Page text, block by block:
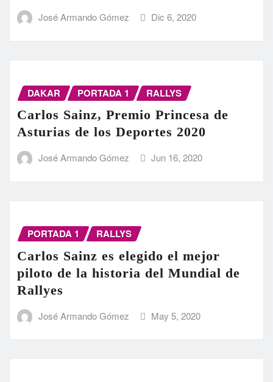
José Armando Gómez Dic 6, 2020
DAKAR PORTADA 1 RALLYS
Carlos Sainz, Premio Princesa de
Asturias de los Deportes 2020
José Armando Gómez Jun 16, 2020
PORTADA 1 RALLYS
Carlos Sainz es elegido el mejor
piloto de la historia del Mundial de
Rallyes
José Armando Gómez May 5, 2020